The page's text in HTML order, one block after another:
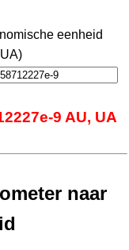
eenheid
9 AU, UA
naar